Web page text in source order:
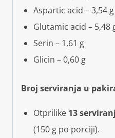
Aspartic acid – 3,54 g
Glutamic acid – 5,48
Serin – 1,61 g
Glicin – 0,60 g
Broj serviranja u
Otprilike 13
(150 g po porciji).